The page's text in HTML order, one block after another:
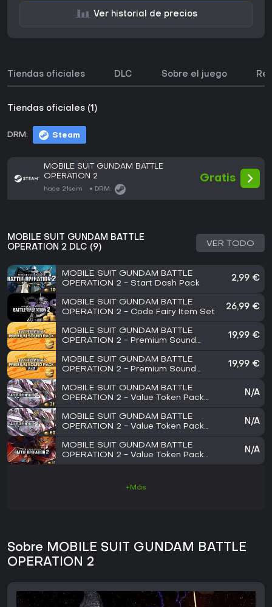
Ver historial de precios
Tiendas oficiales DLC Sobre el juego
Tiendas oficiales (1)
DRM: Steam
MOBILE SUIT GUNDAM BATTLE
OPERATION 2
hace 21sem DRM:
Gratis
MOBILE SUIT GUNDAM BATTLE
OPERATION 2 DLC (9)
VER TODO
MOBILE SUIT GUNDAM BATTLE
OPERATION 2 - Start Dash Pack
2,99 €
MOBILE SUIT GUNDAM BATTLE
OPERATION 2 - Code Fairy Item Set
26,99 €
MOBILE SUIT GUNDAM BATTLE
OPERATION 2 - Premium Sound
19,99 €
MOBILE SUIT GUNDAM BATTLE
OPERATION 2 - Premium Sound
19,99 €
MOBILE SUIT GUNDAM BATTLE
OPERATION 2 - Value Token Pack
N/A
MOBILE SUIT GUNDAM BATTLE
OPERATION 2 - Value Token Pack
N/A
MOBILE SUIT GUNDAM BATTLE
OPERATION 2 - Value Token Pack
N/A
+Más
Sobre MOBILE SUIT GUNDAM BATTLE
OPERATION 2